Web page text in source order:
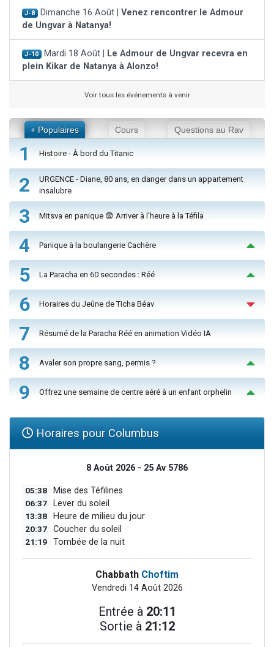
J-8 Dimanche 16 Août | Venez rencontrer le Admour
de Ungvar à Natanya!
J-10 Mardi 18 Août |
Le Admour de Ungvar recevra en
plein Kikar de Natanya à Alonzo!
Voir tous les événements à venir
+ Populaires Cours Questions au Rav
1 Histoire - À bord du Titanic
2
URGENCE - Diane, 80 ans, en danger dans un appartement
insalubre
3 Mitsva en panique 😨 Arriver à l'heure à la Téfila
4 Panique à la boulangerie Cachère
5 La Paracha en 60 secondes : Réé
6 Horaires du Jeûne de Ticha Béav
7 Résumé de la Paracha Réé en animation Vidéo IA
8 Avaler son propre sang, permis ?
9 Offrez une semaine de centre aéré à un enfant orphelin
Horaires pour Columbus
8 Août 2026 - 25 Av 5786
05:38 Mise des Téfilines
06:37 Lever du soleil
13:38 Heure de milieu du jour
20:37 Coucher du soleil
21:19 Tombée de la nuit
Chabbath Choftim
Vendredi 14 Août 2026
Entrée à 20:11
Sortie à 21:12